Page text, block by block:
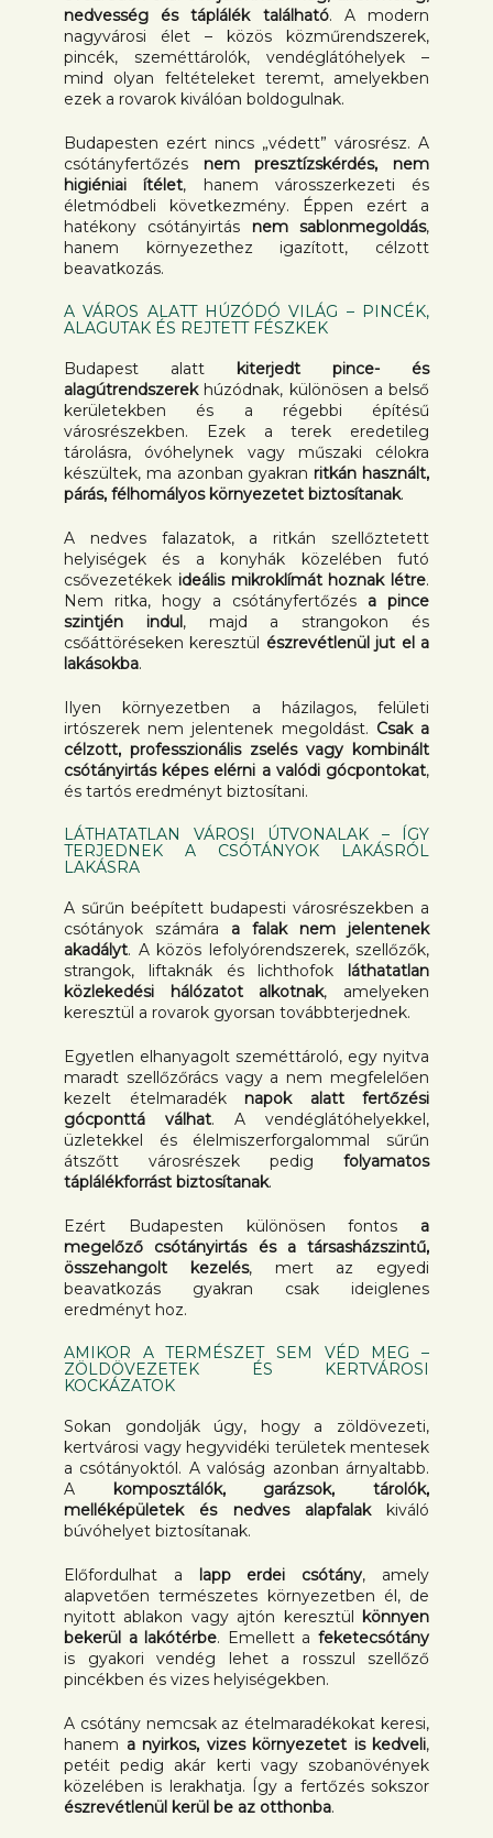
nedvesség és táplálék található. A modern
nagyvárosi élet – közös közműrendszerek,
pincék, szeméttárolók, vendéglátóhelyek –
mind olyan feltételeket teremt, amelyekben
ezek a rovarok kiválóan boldogulnak.
Budapesten ezért nincs „védett” városrész. A
csótányfertőzés nem presztízskérdés, nem
higiéniai ítélet, hanem városszerkezeti és
életmódbeli következmény. Éppen ezért a
hatékony csótányirtás nem sablonmegoldás,
hanem környezethez igazított, célzott
beavatkozás.
A VÁROS ALATT HÚZÓDÓ VILÁG – PINCÉK,
ALAGUTAK ÉS REJTETT FÉSZKEK
Budapest alatt kiterjedt pince- és
alagútrendszerekhúzódnak, különösen a belső
kerületekben és a régebbi építésű
városrészekben. Ezek a terek eredetileg
tárolásra, óvóhelynek vagy műszaki célokra
készültek, ma azonban gyakran ritkán használt,
párás, félhomályos környezetet biztosítanak.
A nedves falazatok, a ritkán szellőztetett
helyiségek és a konyhák közelében futó
csővezetékek ideális mikroklímát hoznak létre.
Nem ritka, hogy a csótányfertőzés a pince
szintjén indul, majd a strangokon és
csőáttöréseken keresztül észrevétlenül jut el a
lakásokba.
Ilyen környezetben a házilagos, felületi
irtószerek nem jelentenek megoldást. Csak a
célzott, professzionális zselés vagy kombinált
csótányirtás képes elérni a valódi gócpontokat,
és tartós eredményt biztosítani.
LÁTHATATLAN VÁROSI ÚTVONALAK – ÍGY
TERJEDNEK A CSÓTÁNYOK LAKÁSRÓL
LAKÁSRA
A sűrűn beépített budapesti városrészekben a
csótányok számára a falak nem jelentenek
akadályt. A közös lefolyórendszerek, szellőzők,
strangok, liftaknák és lichthofok láthatatlan
közlekedési hálózatot alkotnak, amelyeken
keresztül a rovarok gyorsan továbbterjednek.
Egyetlen elhanyagolt szeméttároló, egy nyitva
maradt szellőzőrács vagy a nem megfelelően
kezelt ételmaradék napok alatt fertőzési
gócponttá válhat. A vendéglátóhelyekkel,
üzletekkel és élelmiszerforgalommal sűrűn
átszőtt városrészek pedig folyamatos
táplálékforrást biztosítanak.
Ezért Budapesten különösen fontos a
megelőző csótányirtás és a társasházszintű,
összehangolt kezelés, mert az egyedi
beavatkozás gyakran csak ideiglenes
eredményt hoz.
AMIKOR A TERMÉSZET SEM VÉD MEG –
ZÖLDÖVEZETEK ÉS KERTVÁROSI
KOCKÁZATOK
Sokan gondolják úgy, hogy a zöldövezeti,
kertvárosi vagy hegyvidéki területek mentesek
a csótányoktól. A valóság azonban árnyaltabb.
A komposztálók, garázsok, tárolók,
melléképületek és nedves alapfalakkiváló
búvóhelyet biztosítanak.
Előfordulhat a lapp erdei csótány, amely
alapvetően természetes környezetben él, de
nyitott ablakon vagy ajtón keresztül könnyen
bekerül a lakótérbe. Emellett afeketecsótány
is gyakori vendég lehet a rosszul szellőző
pincékben és vizes helyiségekben.
A csótány nemcsak az ételmaradékokat keresi,
hanem a nyirkos, vizes környezetet is kedveli,
petéit pedig akár kerti vagy szobanövények
közelében is lerakhatja. Így a fertőzés sokszor
észrevétlenül kerül be az otthonba.